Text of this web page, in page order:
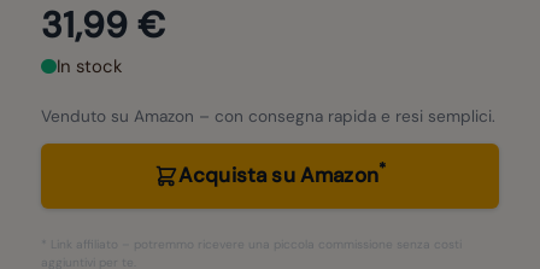
31,99 €
In stock
Venduto su Amazon – con consegna rapida e resi semplici.
Acquista su Amazon*
* Link affiliato – potremmo ricevere una piccola commissione senza costi
aggiuntivi per te.